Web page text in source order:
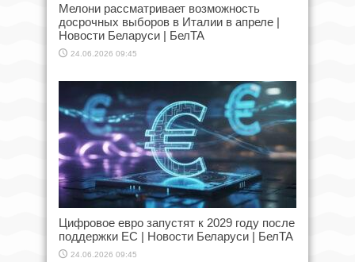
Мелони рассматривает возможность
досрочных выборов в Италии в апреле |
Новости Беларуси | БелТА
24.06.2026 09:45
Цифровое евро запустят к 2029 году после
поддержки ЕС | Новости Беларуси | БелТА
24.06.2026 09:45